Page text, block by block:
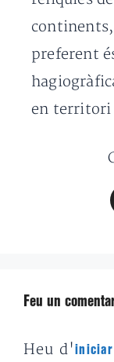
preferent
en territori
Feu un
Heu d'iniciar